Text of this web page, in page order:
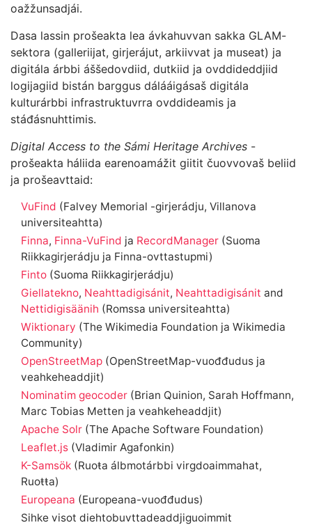
oažžunsadjái.
Dasa lassin prošeakta lea ávkahuvvan sakka GLAM-
sektora (galleriijat, girjerájut, arkiivvat ja museat) ja
digitála árbbi áššedovdiid, dutkiid ja ovddideddjiid
logijagiid bistán barggus dálááigásaš digitála
kulturárbbi infrastruktuvrra ovddideamis ja
stáđásnuhttimis.
Digital Access to the Sámi Heritage Archives -
prošeakta háliida earenoamážit giitit čuovvovaš beliid
ja prošeavttaid:
VuFind (Falvey Memorial -girjerádju, Villanova
universiteahtta)
Finna, Finna-VuFind ja RecordManager (Suoma
Riikkagirjerádju ja Finna-ovttastupmi)
Finto (Suoma Riikkagirjerádju)
Giellatekno, Neahttadigisánit, Neahttadigisánit and
Nettidigisäänih (Romssa universiteahtta)
Wiktionary (The Wikimedia Foundation ja Wikimedia
Community)
OpenStreetMap (OpenStreetMap-vuođđudus ja
veahkeheaddjit)
Nominatim geocoder (Brian Quinion, Sarah Hoffmann,
Marc Tobias Metten ja veahkeheaddjit)
Apache Solr (The Apache Software Foundation)
Leaflet.js (Vladimir Agafonkin)
K-Samsök (Ruoŧa álbmotárbbi virgdoaimmahat,
Ruoŧŧa)
Europeana (Europeana-vuođđudus)
Sihke visot diehtobuvttadeaddjiguoimmit